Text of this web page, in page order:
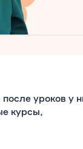
уроков у
курсы,